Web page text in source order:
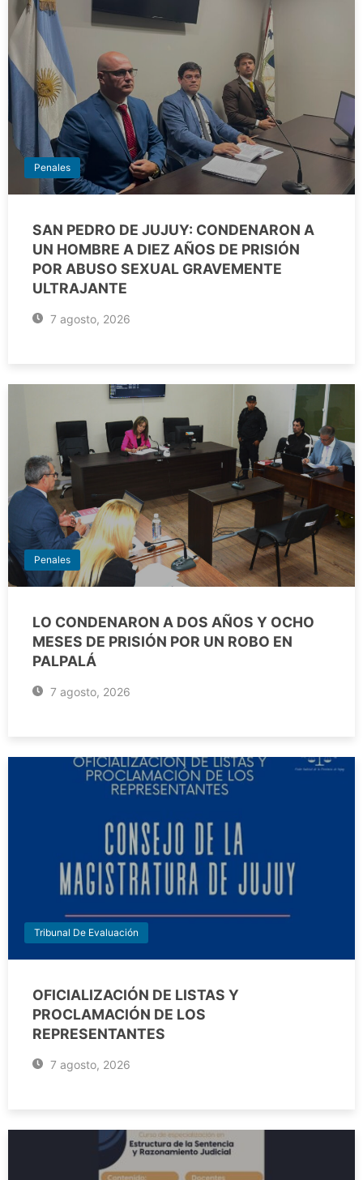
Penales
SAN PEDRO DE JUJUY: CONDENARON A
UN HOMBRE A DIEZ AÑOS DE PRISIÓN
POR ABUSO SEXUAL GRAVEMENTE
ULTRAJANTE
7 agosto, 2026
Penales
LO CONDENARON A DOS AÑOS Y OCHO
MESES DE PRISIÓN POR UN ROBO EN
PALPALÁ
7 agosto, 2026
Tribunal De Evaluación
OFICIALIZACIÓN DE LISTAS Y
PROCLAMACIÓN DE LOS
REPRESENTANTES
7 agosto, 2026